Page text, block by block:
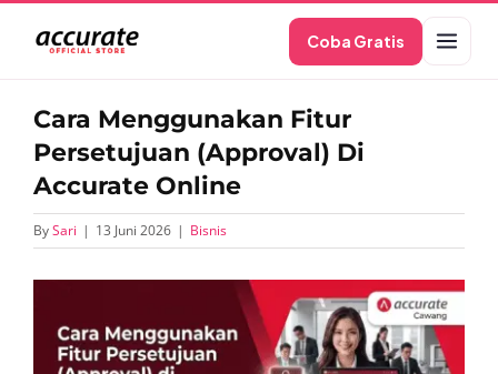
content
Coba Gratis
Cara Menggunakan Fitur
Persetujuan (Approval) Di
Accurate Online
BySari | 13 Juni 2026 | Bisnis
Larger
Image